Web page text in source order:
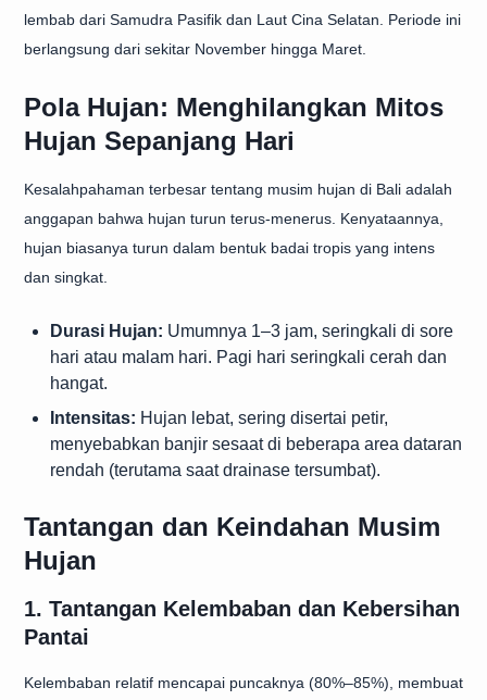
lembab dari Samudra Pasifik dan Laut Cina Selatan. Periode ini
berlangsung dari sekitar November hingga Maret.
Pola Hujan: Menghilangkan Mitos
Hujan Sepanjang Hari
Kesalahpahaman terbesar tentang musim hujan di Bali adalah
anggapan bahwa hujan turun terus-menerus. Kenyataannya,
hujan biasanya turun dalam bentuk badai tropis yang intens
dan singkat.
Durasi Hujan: Umumnya 1–3 jam, seringkali di sore
hari atau malam hari. Pagi hari seringkali cerah dan
hangat.
Intensitas: Hujan lebat, sering disertai petir,
menyebabkan banjir sesaat di beberapa area dataran
rendah (terutama saat drainase tersumbat).
Tantangan dan Keindahan Musim
Hujan
1. Tantangan Kelembaban dan Kebersihan
Pantai
Kelembaban relatif mencapai puncaknya (80%–85%), membuat